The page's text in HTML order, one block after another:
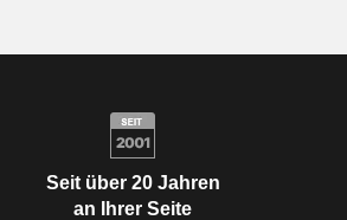
Seit über 20 Jahren
an Ihrer Seite